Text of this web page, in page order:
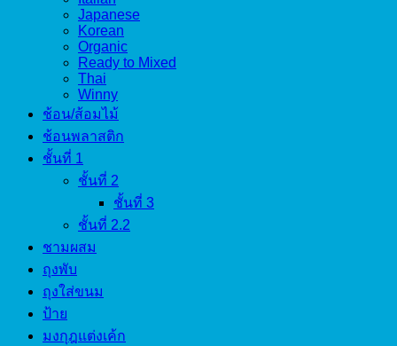
Japanese
Korean
Organic
Ready to Mixed
Thai
Winny
ช้อน/ส้อมไม้
ช้อนพลาสติก
ชั้นที่ 1
ชั้นที่ 2
ชั้นที่ 3
ชั้นที่ 2.2
ชามผสม
ถุงพับ
ถุงใส่ขนม
ป้าย
มงกุฎแต่งเค้ก